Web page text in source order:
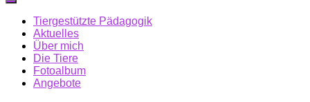
Navigation
umschalten
Tiergestützte Pädagogik
Aktuelles
Über mich
Die Tiere
Fotoalbum
Angebote